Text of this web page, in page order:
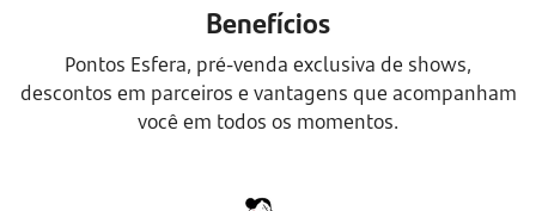
Benefícios
Pontos Esfera, pré-venda exclusiva de shows,
descontos em parceiros e vantagens que acompanham
você em todos os momentos.